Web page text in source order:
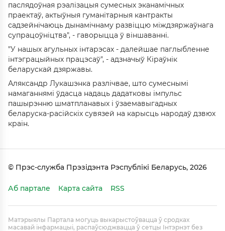
паслядоўная рэалізацыя сумесных эканамічных
праектаў, актыўныя гуманітарныя кантракты
садзейнічаюць дынамічнаму развіццю міждзяржаўнага
супрацоўніцтва", - гаворыцца ў віншаванні.
"У нашых агульных інтарэсах - далейшае паглыбленне
інтэграцыйных працэсаў", - адзначыў Кіраўнік
беларускай дзяржавы.
Аляксандр Лукашэнка разлічвае, што сумеснымі
намаганнямі ўдасца надаць дадатковы імпульс
пашырэнню шматпланавых і ўзаемавыгадных
беларуска-расійскіх сувязей на карысць народаў дзвюх
краін.
© Прэс-служба Прэзідэнта Рэспублікі Беларусь, 2026
Аб партале Карта сайта RSS
Матэрыялы Партала могуць выкарыстоўвацца ў сродках
масавай інфармацыі, распаўсюджвацца ў сетцы Інтэрнэт без